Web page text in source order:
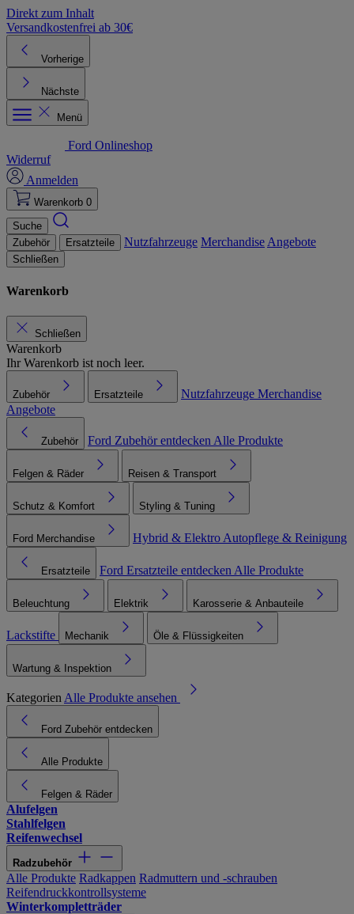
Direkt zum Inhalt
Versandkostenfrei ab 30€
Vorherige
Nächste
Menü
Ford Onlineshop
Widerruf
Anmelden
Warenkorb 0
Suche
Zubehör
Ersatzteile Nutzfahrzeuge Merchandise Angebote
Schließen
Warenkorb
Schließen
Warenkorb
Ihr Warenkorb ist noch leer.
Zubehör Ersatzteile Nutzfahrzeuge Merchandise
Angebote
Zubehör Ford Zubehör entdecken Alle Produkte
Felgen & Räder Reisen & Transport
Schutz & Komfort Styling & Tuning
Ford Merchandise Hybrid & Elektro Autopflege & Reinigung
Ersatzteile Ford Ersatzteile entdecken Alle Produkte
Beleuchtung Elektrik Karosserie & Anbauteile
Lackstifte Mechanik Öle & Flüssigkeiten
Wartung & Inspektion
Kategorien Alle Produkte ansehen
Ford Zubehör entdecken
Alle Produkte
Felgen & Räder
Alufelgen
Stahlfelgen
Reifenwechsel
Radzubehör
Alle Produkte Radkappen Radmuttern und -schrauben
Reifendruckkontrollsysteme
Winterkompletträder